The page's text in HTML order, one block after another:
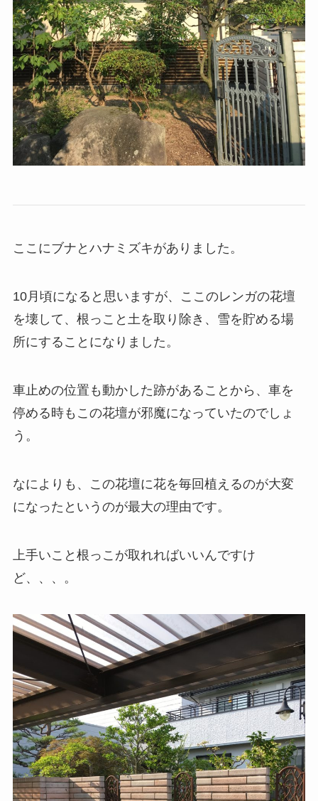
ここにブナとハナミズキがありました。
10月頃になると思いますが、ここのレンガの花壇
を壊して、根っこと土を取り除き、雪を貯める場
所にすることになりました。
車止めの位置も動かした跡があることから、車を
停める時もこの花壇が邪魔になっていたのでしょ
う。
なによりも、この花壇に花を毎回植えるのが大変
になったというのが最大の理由です。
上手いこと根っこが取れればいいんですけ
ど、、、。